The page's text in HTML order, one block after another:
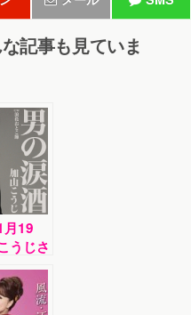
記事も見ていま
19
うじさ
発売し